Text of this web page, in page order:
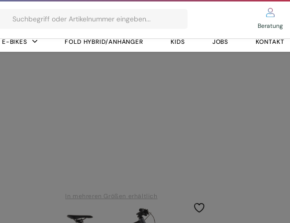
Beratung
E-BIKES FOLD HYBRID/ANHÄNGER KIDS JOBS KONTAKT
In mehreren Größen erhältlich